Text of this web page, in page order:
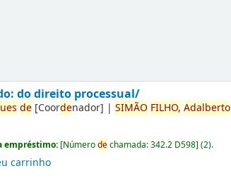
do direito processual/
de [Coordenador] |SIMÃO FILHO, Adalberto
empréstimo: [Númerodechamada:342.2 D598](2).
carrinho